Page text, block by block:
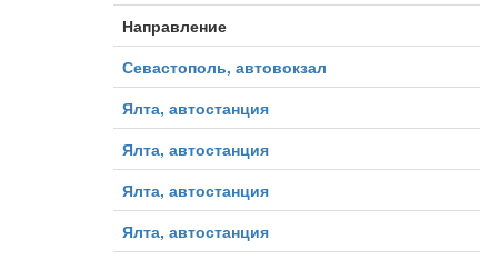
Направление
Севастополь, автовокзал
Ялта, автостанция
Ялта, автостанция
Ялта, автостанция
Ялта, автостанция